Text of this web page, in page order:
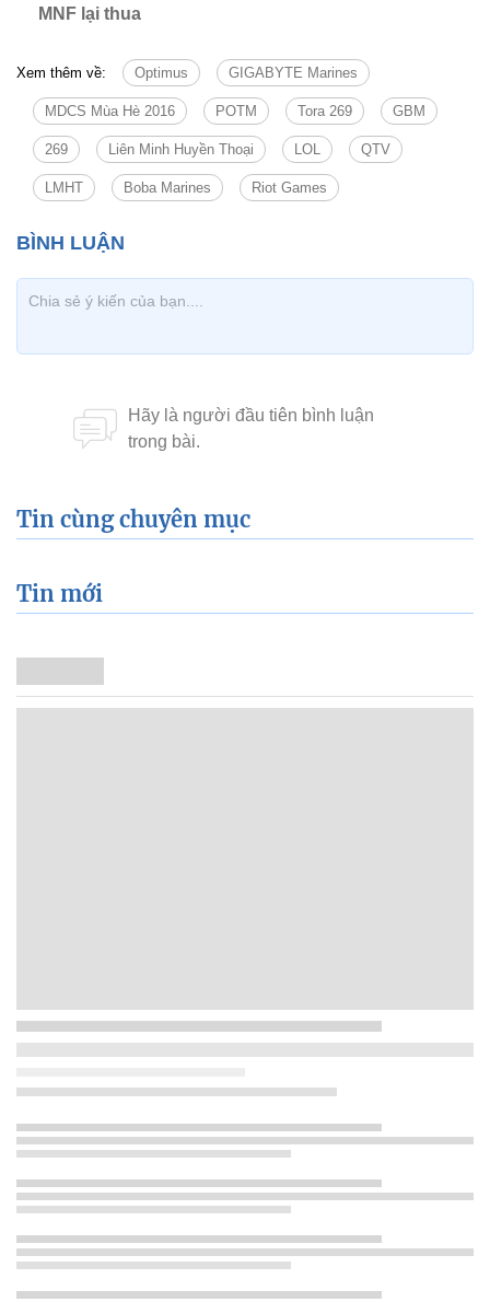
MNF lại thua
Xem thêm về: Optimus GIGABYTE Marines
MDCS Mùa Hè 2016 POTM Tora 269 GBM
269 Liên Minh Huyền Thoại LOL QTV
LMHT Boba Marines Riot Games
Tin cùng chuyên mục
Tin mới